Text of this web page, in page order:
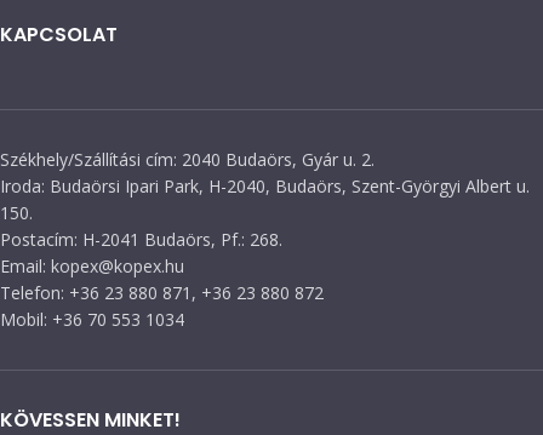
KAPCSOLAT
Székhely/Szállítási cím: 2040 Budaörs, Gyár u. 2.
Iroda: Budaörsi Ipari Park, H-2040, Budaörs, Szent-Györgyi Albert u.
150.
Postacím: H-2041 Budaörs, Pf.: 268.
Email: kopex@kopex.hu
Telefon: +36 23 880 871, +36 23 880 872
Mobil: +36 70 553 1034
KÖVESSEN MINKET!